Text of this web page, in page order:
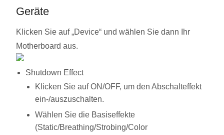
Geräte
Klicken Sie auf „Device“ und wählen Sie dann Ihr
Motherboard aus.
Shutdown Effect
Klicken Sie auf ON/OFF, um den Abschalteffekt
ein-/auszuschalten.
Wählen Sie die Basiseffekte
(Static/Breathing/Strobing/Color